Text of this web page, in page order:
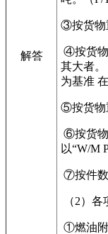
解答
③按货物
④按货物
其大者
为基准
⑤按货物
⑥按货物
以“W/M
⑦按件数
（2）各
①燃油